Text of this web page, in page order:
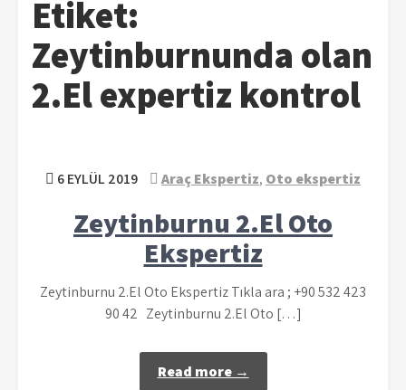
Etiket:
Zeytinburnunda olan
2.El expertiz kontrol
6 EYLÜL 2019 Araç Ekspertiz, Oto ekspertiz
Zeytinburnu 2.El Oto
Ekspertiz
Zeytinburnu 2.El Oto Ekspertiz Tıkla ara ; +90 532 423
90 42 Zeytinburnu 2.El Oto […]
Read more →